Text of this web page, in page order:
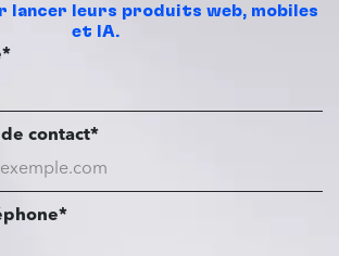
lancer leurs produits web, mobiles
et IA.
contact*